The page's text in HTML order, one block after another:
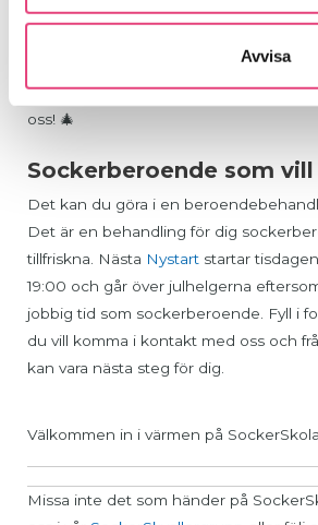
Avvisa
förstå hur socker påverkar kroppen
för att ta kontroll över din hälsa.
Välkommen att utforska en sötare
oss! 🎄
Sockerberoende som
Det kan du göra i en
Det är en behandling för dig
tillfriskna. Nästa Nystart startar
19:00 och går över julhelgerna
jobbig tid som sockerberoende. Fyll i
du vill komma i kontakt med oss och
kan vara nästa steg för dig.
Välkommen in i värmen på
Missa inte det som händer på